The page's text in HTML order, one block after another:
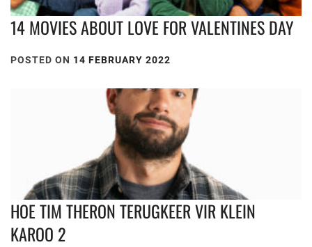
14 MOVIES ABOUT LOVE FOR VALENTINES DAY
POSTED ON 14 FEBRUARY 2022
HOE TIM THERON TERUGKEER VIR KLEIN
KAROO 2